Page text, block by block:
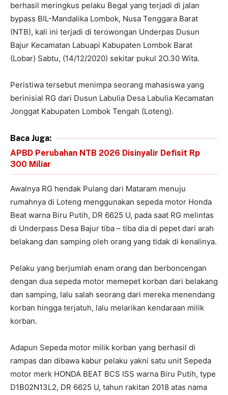
berhasil meringkus pelaku Begal yang terjadi di jalan
bypass BIL-Mandalika Lombok, Nusa Tenggara Barat
(NTB), kali ini terjadi di terowongan Underpas Dusun
Bajur Kecamatan Labuapi Kabupaten Lombok Barat
(Lobar) Sabtu, (14/12/2020) sekitar pukul 2O.30 Wita.
Peristiwa tersebut menimpa seorang mahasiswa yang
berinisial RG dari Dusun Labulia Desa Labulia Kecamatan
Jonggat Kabupaten Lombok Tengah (Loteng).
Baca Juga:
APBD Perubahan NTB 2026 Disinyalir Defisit Rp
300 Miliar
Awalnya RG hendak Pulang dari Mataram menuju
rumahnya di Loteng menggunakan sepeda motor Honda
Beat warna Biru Putih, DR 6625 U, pada saat RG melintas
di Underpass Desa Bajur tiba – tiba dia di pepet dari arah
belakang dan samping oleh orang yang tidak di kenalinya.
Pelaku yang berjumlah enam orang dan berboncengan
dengan dua sepeda motor memepet korban dari belakang
dan samping, lalu salah seorang dari mereka menendang
korban hingga terjatuh, lalu melarikan kendaraan milik
korban.
Adapun Sepeda motor milik korban yang berhasil di
rampas dan dibawa kabur pelaku yakni satu unit Sepeda
motor merk HONDA BEAT BCS ISS warna Biru Putih, type
D1B02N13L2, DR 6625 U, tahun rakitan 2018 atas nama